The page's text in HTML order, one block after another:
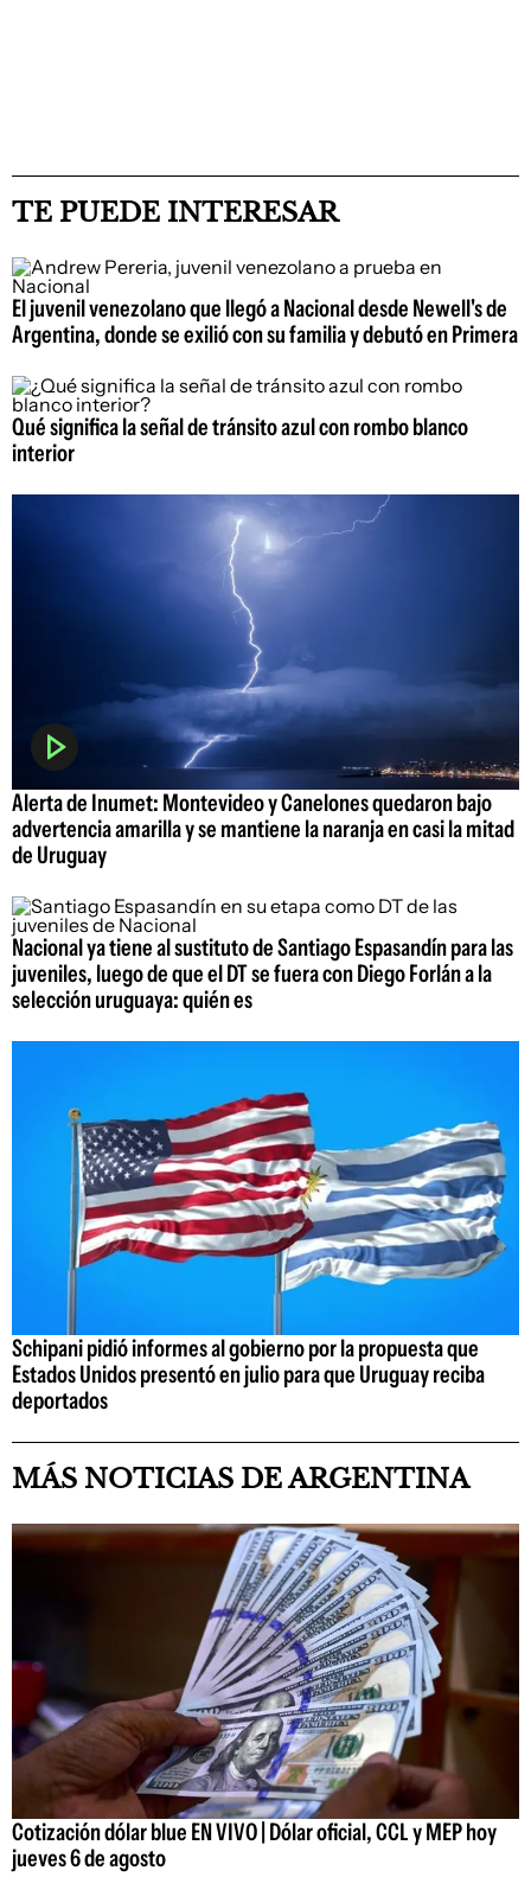
TE PUEDE INTERESAR
El juvenil venezolano que llegó a Nacional desde Newell's de
Argentina, donde se exilió con su familia y debutó en Primera
Qué significa la señal de tránsito azul con rombo blanco
interior
Alerta de Inumet: Montevideo y Canelones quedaron bajo
advertencia amarilla y se mantiene la naranja en casi la mitad
de Uruguay
Nacional ya tiene al sustituto de Santiago Espasandín para las
juveniles, luego de que el DT se fuera con Diego Forlán a la
selección uruguaya: quién es
Schipani pidió informes al gobierno por la propuesta que
Estados Unidos presentó en julio para que Uruguay reciba
deportados
MÁS NOTICIAS DE ARGENTINA
Cotización dólar blue EN VIVO | Dólar oficial, CCL y MEP hoy
jueves 6 de agosto